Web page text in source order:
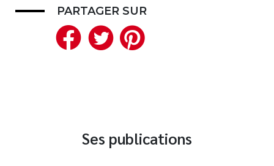
Numérique
Livres audio
Meilleurs vendeurs
PARTAGER SUR
Facebook
Twitter
Ses publications